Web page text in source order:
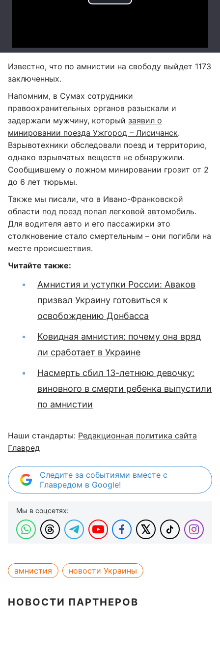
Известно, что по амнистии на свободу выйдет 1173
заключенных.
Напомним, в Сумах сотрудники
правоохранительных органов разыскали и
задержали мужчину, который заявил о
минировании поезда Ужгород – Лисичанск.
Взрывотехники обследовали поезд и территорию,
однако взрывчатых веществ не обнаружили.
Сообщившему о ложном минировании грозит от 2
до 6 лет тюрьмы.
Также мы писали, что в Ивано-Франковской
области под поезд попал легковой автомобиль.
Для водителя авто и его пассажирки это
столкновение стало смертельным – они погибли на
месте происшествия.
Читайте также:
Амнистия и уступки России: Аваков
призвал Украину готовиться к
освобождению Донбасса
Ковидная амнистия: почему она вряд
ли сработает в Украине
Насмерть сбил 13-летнюю девочку:
виновного в смерти ребенка выпустили
по амнистии
Наши стандарты: Редакционная политика сайта
Главред
Следите за событиями вместе с
Главредом в Google!
Мы в соцсетях:
амнистия новости Украины
НОВОСТИ ПАРТНЕРОВ